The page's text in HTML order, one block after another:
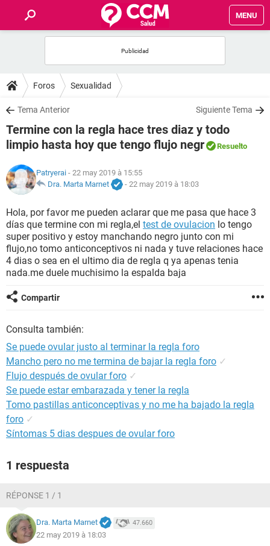
MENU
FORUMS
SALUD
FAMILIA
NUTRICIÓN
SEXUALIDAD
GLOSARIO
Foros Sexualidad
Tema Anterior Siguiente Tema
Termine con la regla hace tres diaz y todo
limpio hasta hoy que tengo flujo negr
Resuelto
Patryerai - 22 may 2019 à 15:55
Dra. Marta Marnet
- 22 may 2019 à 18:03
Hola, por favor me pueden aclarar que me pasa que hace 3
días que termine con mi regla,el test de ovulacion lo tengo
super positivo y estoy manchando negro junto con mi
flujo,no tomo anticonceptivos ni nada y tuve relaciones hace
4 dias o sea en el ultimo dia de regla q ya apenas tenia
nada.me duele muchisimo la espalda baja
Compartir
Consulta también:
Se puede ovular justo al terminar la regla foro
Mancho pero no me termina de bajar la regla foro ✓
Flujo después de ovular foro ✓
Se puede estar embarazada y tener la regla
Tomo pastillas anticonceptivas y no me ha bajado la regla
foro ✓
Síntomas 5 dias despues de ovular foro
1 respuesta
RÉPONSE 1 / 1
Dra. Marta Marnet 47.660
22 may 2019 à 18:03